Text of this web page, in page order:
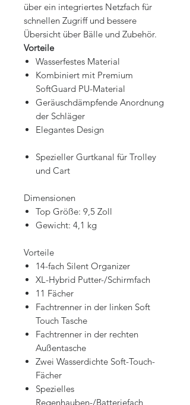
über ein integriertes Netzfach für
schnellen Zugriff und bessere
Übersicht über Bälle und Zubehör.
Vorteile
Wasserfestes Material
Kombiniert mit Premium
SoftGuard PU-Material
Geräuschdämpfende Anordnung
der Schläger
Elegantes Design
Spezieller Gurtkanal für Trolley
und Cart
Dimensionen
Top Größe: 9,5 Zoll
Gewicht: 4,1 kg
Vorteile
14-fach Silent Organizer
XL-Hybrid Putter-/Schirmfach
11 Fächer
Fachtrenner in der linken Soft
Touch Tasche
Fachtrenner in der rechten
Außentasche
Zwei Wasserdichte Soft-Touch-
Fächer
Spezielles
Regenhauben-/Batteriefach